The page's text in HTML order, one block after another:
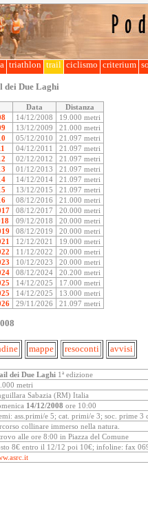
triathlon trail ciclismo criterium
dei Due Laghi
Data
Distanza
14/12/2008
19.000 metri
13/12/2009
21.000 metri
05/12/2010
21.097 metri
04/12/2011
21.097 metri
02/12/2012
21.097 metri
01/12/2013
21.097 metri
14/12/2014
21.097 metri
13/12/2015
21.097 metri
08/12/2016
21.000 metri
08/12/2017
20.000 metri
09/12/2018
20.000 metri
08/12/2019
20.000 metri
12/12/2021
19.000 metri
11/12/2022
20.000 metri
10/12/2023
20.000 metri
08/12/2024
20.200 metri
14/12/2025
17.000 metri
14/12/2025
13.000 metri
29/11/2026 21.097 metri
mappe resoconti avvisi
dei Due Laghi 1ª edizione
metri
Sabazia (RM) Italia
14/12/2008 ore 10:00
ass.primi/e 5; cat. primi/e 3; soc. prime 3
collinare immerso nella natura.
alle ore 8:00 in Piazza del Comune
8€ entro il 12/12 poi 10€; infoline: fax